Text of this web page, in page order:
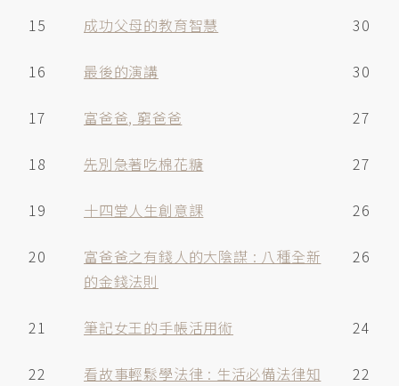
15 成功父母的教育智慧 30
16 最後的演講 30
17 富爸爸, 窮爸爸 27
18 先別急著吃棉花糖 27
19 十四堂人生創意課 26
20
富爸爸之有錢人的大陰謀 : 八種全新
的金錢法則
26
21 筆記女王的手帳活用術 24
22
看故事輕鬆學法律 : 生活必備法律知
22